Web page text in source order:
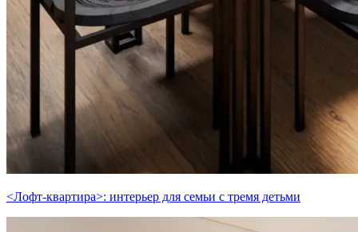
<Лофт-квартира>: интерьер для семьи с тремя детьми